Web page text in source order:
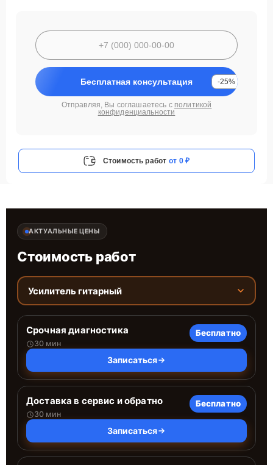
Бесплатная консультация -25%
Отправляя, Вы соглашаетесь с политикой
конфиденциальности
Стоимость работ от 0 ₽
АКТУАЛЬНЫЕ ЦЕНЫ
Стоимость работ
Усилитель гитарный
Срочная диагностика
30 мин
Бесплатно
Записаться
Доставка в сервис и обратно
30 мин
Бесплатно
Записаться